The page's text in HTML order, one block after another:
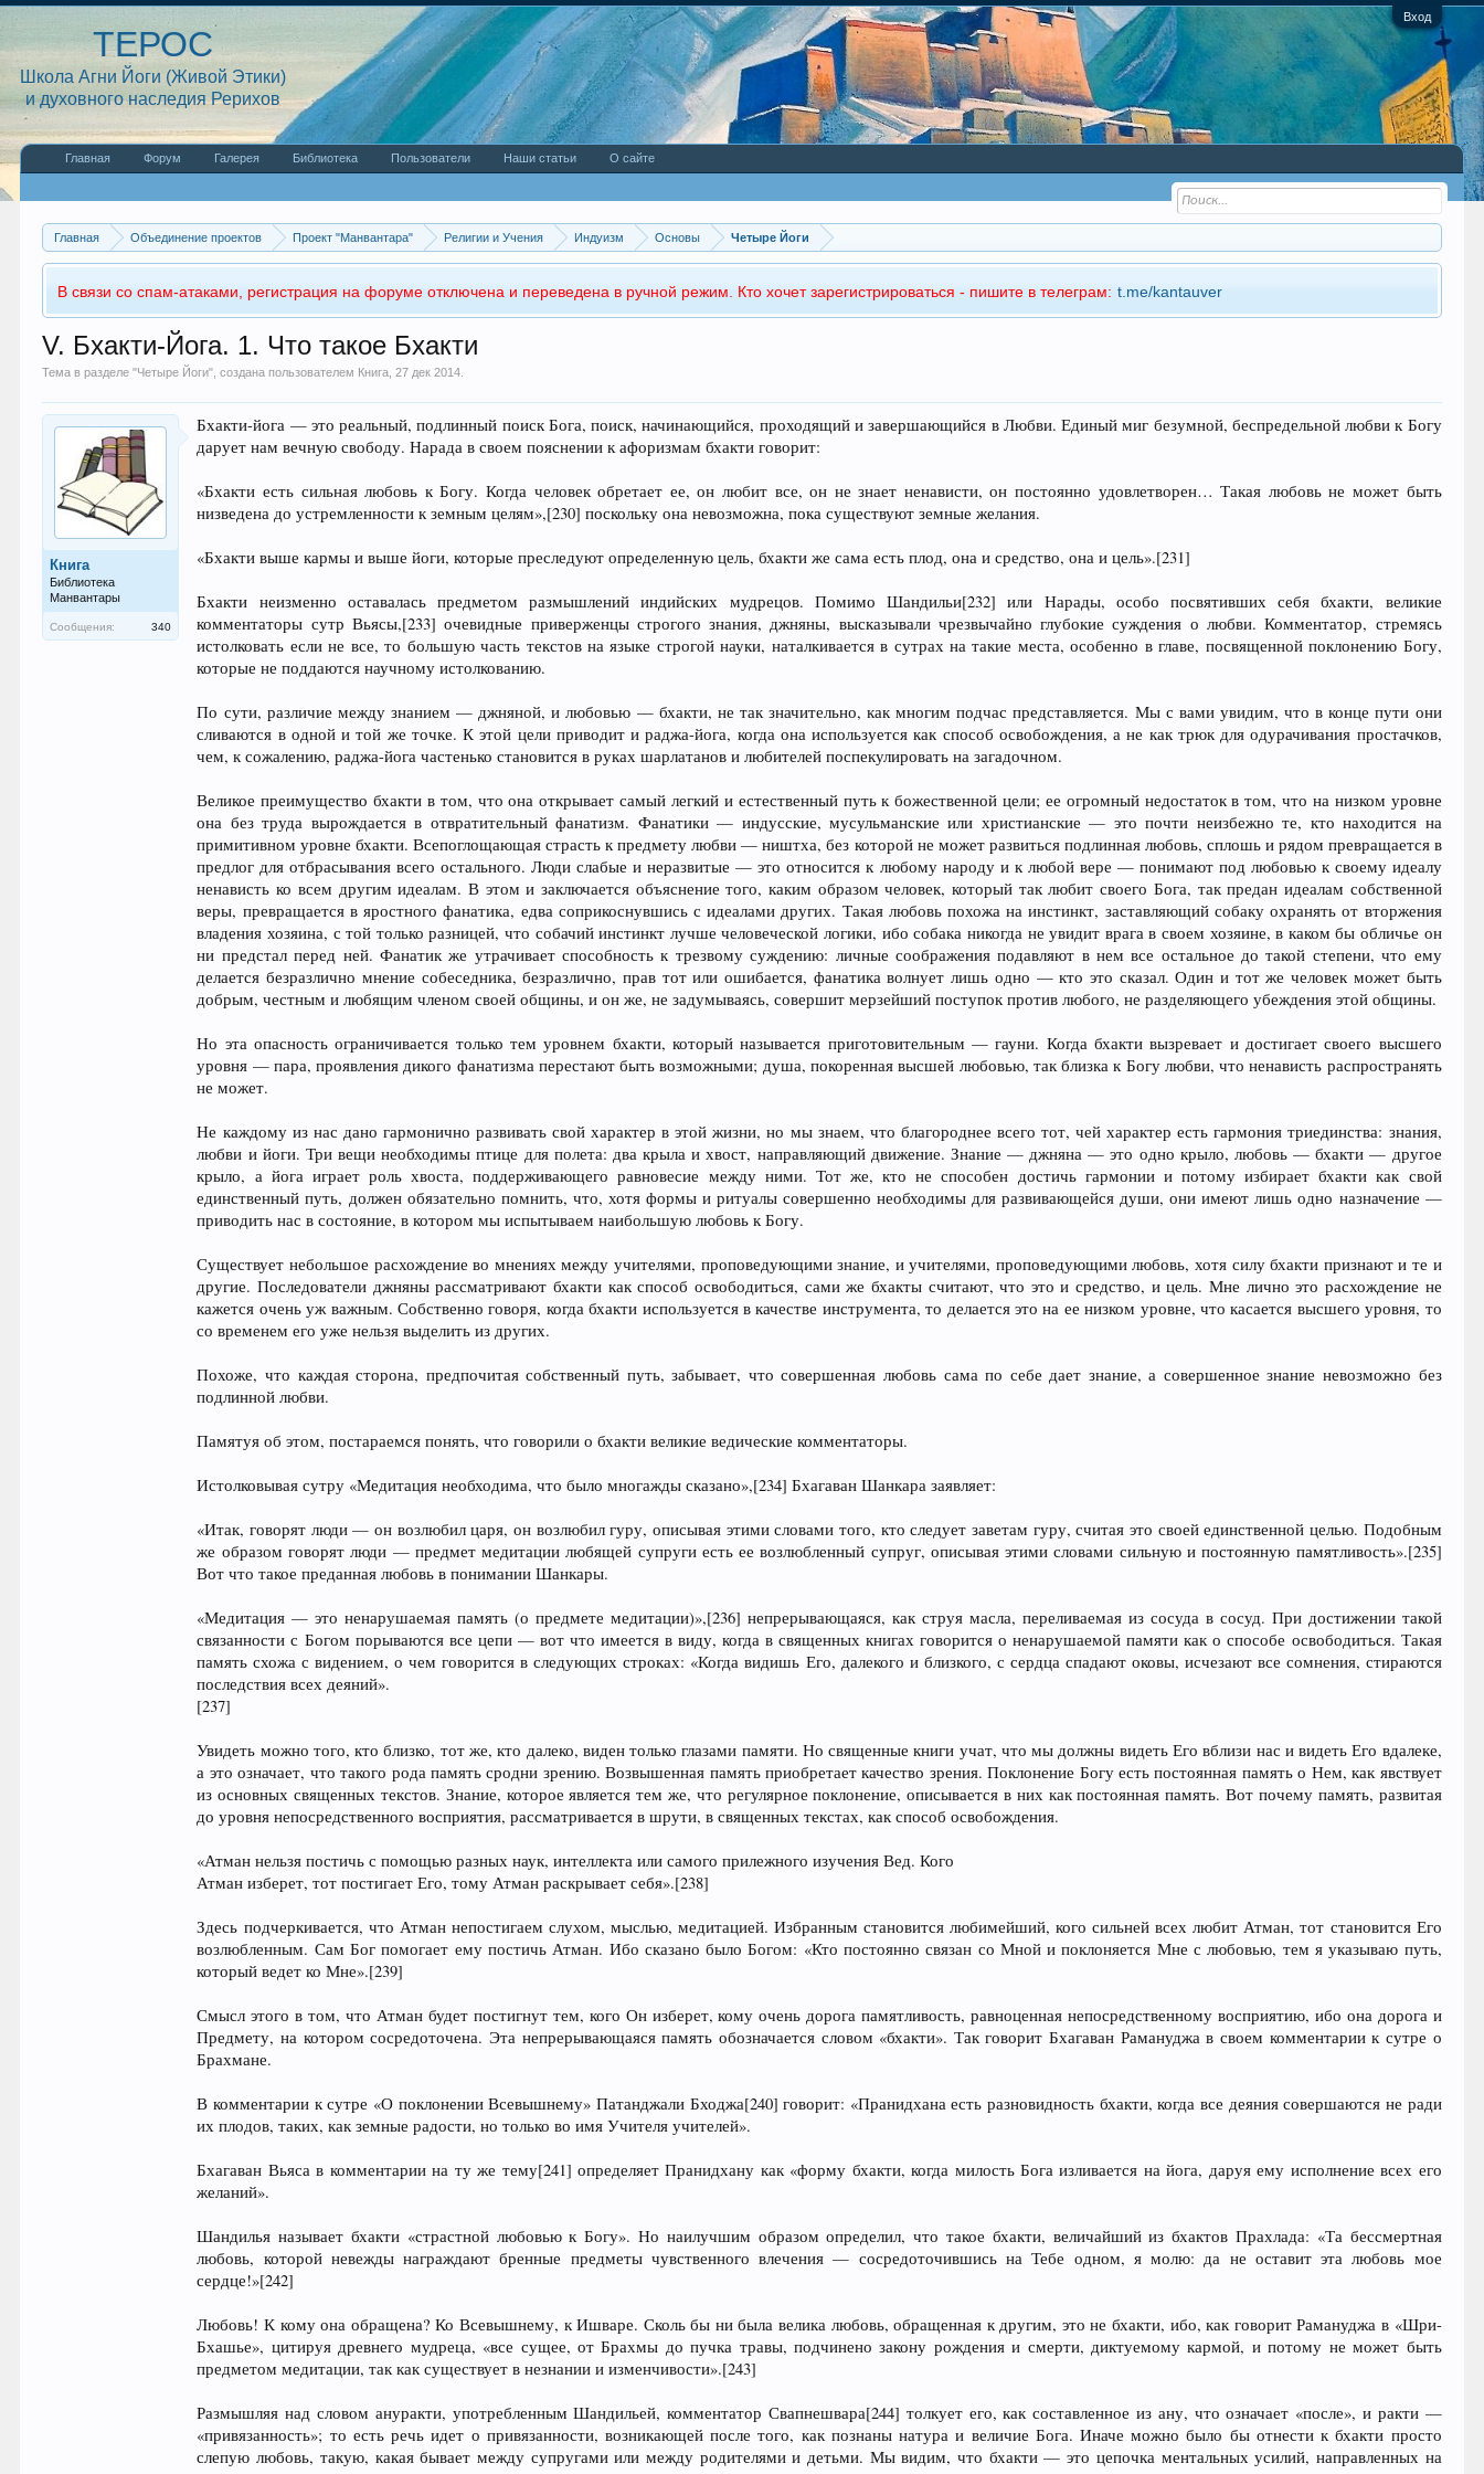
Вход
Главная Объединение проектов Проект "Манвантара" Религии и Учения Индуизм Основы Четыре Йоги
В связи со спам-атаками, регистрация на форуме отключена и переведена в ручной режим. Кто хочет зарегистрироваться - пишите в телеграм: t.me/kantauver
V. Бхакти-Йога. 1. Что такое Бхакти
Тема в разделе "Четыре Йоги", создана пользователем Книга ,27 дек 2014
Книга
Библиотека
Манвантары
Сообщения: 340
Бхакти-йога — это реальный, подлинный поиск Бога, поиск, начинающийся, проходящий и завершающийся в Любви. Единый миг безумной, беспредельной любви к Богу
дарует нам вечную свободу. Нарада в своем пояснении к афоризмам бхакти говорит:
«Бхакти есть сильная любовь к Богу. Когда человек обретает ее, он любит все, он не знает ненависти, он постоянно удовлетворен… Такая любовь не может быть
низведена до устремленности к земным целям»,[230] поскольку она невозможна, пока существуют земные желания.
«Бхакти выше кармы и выше йоги, которые преследуют определенную цель, бхакти же сама есть плод, она и средство, она и цель».[231]
Бхакти неизменно оставалась предметом размышлений индийских мудрецов. Помимо Шандильи[232] или Нарады, особо посвятивших себя бхакти, великие
комментаторы сутр Вьясы,[233] очевидные приверженцы строгого знания, джняны, высказывали чрезвычайно глубокие суждения о любви. Комментатор, стремясь
истолковать если не все, то большую часть текстов на языке строгой науки, наталкивается в сутрах на такие места, особенно в главе, посвященной поклонению Богу,
которые не поддаются научному истолкованию.
По сути, различие между знанием — джняной, и любовью — бхакти, не так значительно, как многим подчас представляется. Мы с вами увидим, что в конце пути они
сливаются в одной и той же точке. К этой цели приводит и раджа-йога, когда она используется как способ освобождения, а не как трюк для одурачивания простачков,
чем, к сожалению, раджа-йога частенько становится в руках шарлатанов и любителей поспекулировать на загадочном.
Великое преимущество бхакти в том, что она открывает самый легкий и естественный путь к божественной цели; ее огромный недостаток в том, что на низком уровне
она без труда вырождается в отвратительный фанатизм. Фанатики — индусские, мусульманские или христианские — это почти неизбежно те, кто находится на
примитивном уровне бхакти. Всепоглощающая страсть к предмету любви — ништха, без которой не может развиться подлинная любовь, сплошь и рядом превращается в
предлог для отбрасывания всего остального. Люди слабые и неразвитые — это относится к любому народу и к любой вере — понимают под любовью к своему идеалу
ненависть ко всем другим идеалам. В этом и заключается объяснение того, каким образом человек, который так любит своего Бога, так предан идеалам собственной
веры, превращается в яростного фанатика, едва соприкоснувшись с идеалами других. Такая любовь похожа на инстинкт, заставляющий собаку охранять от вторжения
владения хозяина, с той только разницей, что собачий инстинкт лучше человеческой логики, ибо собака никогда не увидит врага в своем хозяине, в каком бы обличье он
ни предстал перед ней. Фанатик же утрачивает способность к трезвому суждению: личные соображения подавляют в нем все остальное до такой степени, что ему
делается безразлично мнение собеседника, безразлично, прав тот или ошибается, фанатика волнует лишь одно — кто это сказал. Один и тот же человек может быть
добрым, честным и любящим членом своей общины, и он же, не задумываясь, совершит мерзейший поступок против любого, не разделяющего убеждения этой общины.
Но эта опасность ограничивается только тем уровнем бхакти, который называется приготовительным — гауни. Когда бхакти вызревает и достигает своего высшего
уровня — пара, проявления дикого фанатизма перестают быть возможными; душа, покоренная высшей любовью, так близка к Богу любви, что ненависть распространять
не может.
Не каждому из нас дано гармонично развивать свой характер в этой жизни, но мы знаем, что благороднее всего тот, чей характер есть гармония триединства: знания,
любви и йоги. Три вещи необходимы птице для полета: два крыла и хвост, направляющий движение. Знание — джняна — это одно крыло, любовь — бхакти — другое
крыло, а йога играет роль хвоста, поддерживающего равновесие между ними. Тот же, кто не способен достичь гармонии и потому избирает бхакти как свой
единственный путь, должен обязательно помнить, что, хотя формы и ритуалы совершенно необходимы для развивающейся души, они имеют лишь одно назначение —
приводить нас в состояние, в котором мы испытываем наибольшую любовь к Богу.
Существует небольшое расхождение во мнениях между учителями, проповедующими знание, и учителями, проповедующими любовь, хотя силу бхакти признают и те и
другие. Последователи джняны рассматривают бхакти как способ освободиться, сами же бхакты считают, что это и средство, и цель. Мне лично это расхождение не
кажется очень уж важным. Собственно говоря, когда бхакти используется в качестве инструмента, то делается это на ее низком уровне, что касается высшего уровня, то
со временем его уже нельзя выделить из других.
Похоже, что каждая сторона, предпочитая собственный путь, забывает, что совершенная любовь сама по себе дает знание, а совершенное знание невозможно без
подлинной любви.
Памятуя об этом, постараемся понять, что говорили о бхакти великие ведические комментаторы.
Истолковывая сутру «Медитация необходима, что было многажды сказано»,[234] Бхагаван Шанкара заявляет:
«Итак, говорят люди — он возлюбил царя, он возлюбил гуру, описывая этими словами того, кто следует заветам гуру, считая это своей единственной целью. Подобным
же образом говорят люди — предмет медитации любящей супруги есть ее возлюбленный супруг, описывая этими словами сильную и постоянную памятливость».[235]
Вот что такое преданная любовь в понимании Шанкары.
«Медитация — это ненарушаемая память (о предмете медитации)»,[236] непрерывающаяся, как струя масла, переливаемая из сосуда в сосуд. При достижении такой
связанности с Богом порываются все цепи — вот что имеется в виду, когда в священных книгах говорится о ненарушаемой памяти как о способе освободиться. Такая
память схожа с видением, о чем говорится в следующих строках: «Когда видишь Его, далекого и близкого, с сердца спадают оковы, исчезают все сомнения, стираются
последствия всех деяний».
[237]
Увидеть можно того, кто близко, тот же, кто далеко, виден только глазами памяти. Но священные книги учат, что мы должны видеть Его вблизи нас и видеть Его вдалеке,
а это означает, что такого рода память сродни зрению. Возвышенная память приобретает качество зрения. Поклонение Богу есть постоянная память о Нем, как явствует
из основных священных текстов. Знание, которое является тем же, что регулярное поклонение, описывается в них как постоянная память. Вот почему память, развитая
до уровня непосредственного восприятия, рассматривается в шрути, в священных текстах, как способ освобождения.
«Атман нельзя постичь с помощью разных наук, интеллекта или самого прилежного изучения Вед. Кого
Атман изберет, тот постигает Его, тому Атман раскрывает себя».[238]
Здесь подчеркивается, что Атман непостигаем слухом, мыслью, медитацией. Избранным становится любимейший, кого сильней всех любит Атман, тот становится Его
возлюбленным. Сам Бог помогает ему постичь Атман. Ибо сказано было Богом: «Кто постоянно связан со Мной и поклоняется Мне с любовью, тем я указываю путь,
который ведет ко Мне».[239]
Смысл этого в том, что Атман будет постигнут тем, кого Он изберет, кому очень дорога памятливость, равноценная непосредственному восприятию, ибо она дорога и
Предмету, на котором сосредоточена. Эта непрерывающаяся память обозначается словом «бхакти». Так говорит Бхагаван Рамануджа в своем комментарии к сутре о
Брахмане.
В комментарии к сутре «О поклонении Всевышнему» Патанджали Бходжа[240] говорит: «Пранидхана есть разновидность бхакти, когда все деяния совершаются не ради
их плодов, таких, как земные радости, но только во имя Учителя учителей».
Бхагаван Вьяса в комментарии на ту же тему[241] определяет Пранидхану как «форму бхакти, когда милость Бога изливается на йога, даруя ему исполнение всех его
желаний».
Шандилья называет бхакти «страстной любовью к Богу». Но наилучшим образом определил, что такое бхакти, величайший из бхактов Прахлада: «Та бессмертная
любовь, которой невежды награждают бренные предметы чувственного влечения — сосредоточившись на Тебе одном, я молю: да не оставит эта любовь мое
сердце!»[242]
Любовь! К кому она обращена? Ко Всевышнему, к Ишваре. Сколь бы ни была велика любовь, обращенная к другим, это не бхакти, ибо, как говорит Рамануджа в «Шри-
Бхашье», цитируя древнего мудреца, «все сущее, от Брахмы до пучка травы, подчинено закону рождения и смерти, диктуемому кармой, и потому не может быть
предметом медитации, так как существует в незнании и изменчивости».[243]
Размышляя над словом ануракти, употребленным Шандильей, комментатор Свапнешвара[244] толкует его, как составленное из ану, что означает «после», и ракти —
«привязанность»; то есть речь идет о привязанности, возникающей после того, как познаны натура и величие Бога. Иначе можно было бы отнести к бхакти просто
слепую любовь, такую, какая бывает между супругами или между родителями и детьми. Мы видим, что бхакти — это цепочка ментальных усилий, направленных на
ТЕРОС
Школа Агни Йоги (Живой Этики)
и духовного наследия Рерихов
Главная Форум Галерея Библиотека Пользователи Наши статьи О сайте